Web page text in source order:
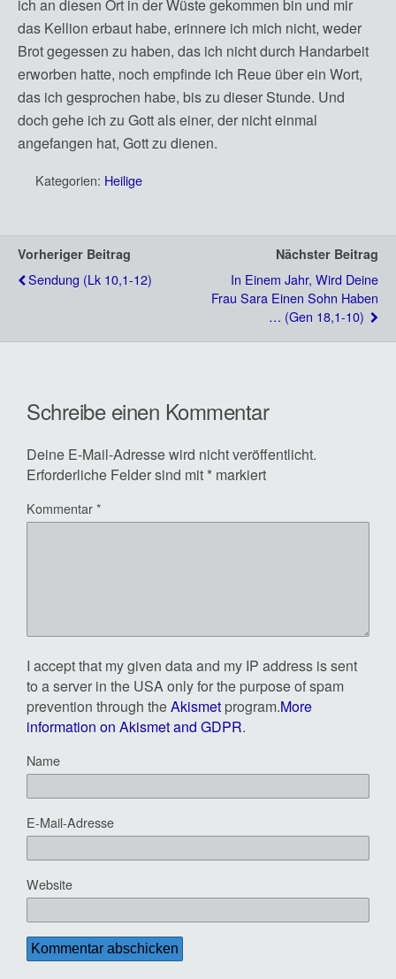
ich an diesen Ort in der Wüste gekommen bin und mir
das Kellion erbaut habe, erinnere ich mich nicht, weder
Brot gegessen zu haben, das ich nicht durch Handarbeit
erworben hatte, noch empfinde ich Reue über ein Wort,
das ich gesprochen habe, bis zu dieser Stunde. Und
doch gehe ich zu Gott als einer, der nicht einmal
angefangen hat, Gott zu dienen.
Kategorien: Heilige
Vorheriger Beitrag
Sendung (Lk 10,1-12)
Nächster Beitrag
In Einem Jahr, Wird Deine
Frau Sara Einen Sohn Haben
… (Gen 18,1-10)
Schreibe einen Kommentar
Deine E-Mail-Adresse wird nicht veröffentlicht.
Erforderliche Felder sind mit * markiert
Kommentar*
I accept that my given data and my IP address is sent
to a server in the USA only for the purpose of spam
prevention through theAkismet program.More
information on Akismet and GDPR.
Name
E-Mail-Adresse
Website